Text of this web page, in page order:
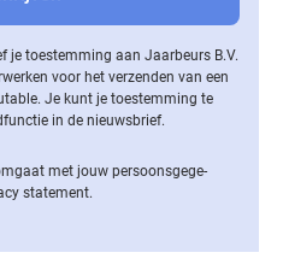
je toestemming aan Jaarbeurs B.V.
voor het verzenden van een
Je kunt je toestemming te
in de nieuwsbrief.
met jouw per­soons­ge­ge­
statement.